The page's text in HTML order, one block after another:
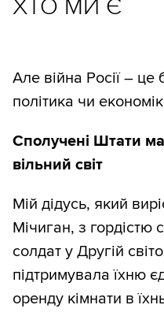
ХТО МИ Є
Але війна Росії –
політика чи
Сполучені Штати
вільний світ
Мій дідусь, який
Мічиган, з гордістю
солдат у Другій
підтримувала їхню
оренду кімнати в